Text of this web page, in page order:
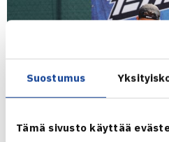
Suostumus
Tämä sivusto käyttää